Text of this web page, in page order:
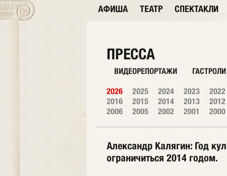
АФИША ТЕАТР СПЕКТАКЛИ
ПРЕССА
ВИДЕОРЕПОРТАЖИ ГАСТРОЛИ
2026 2025 2024 2023 2022
2016
2015 2014 2013 2012
2006
2005 2002 2001 2000
Александр Калягин: Год
ограничиться 2014 годом.